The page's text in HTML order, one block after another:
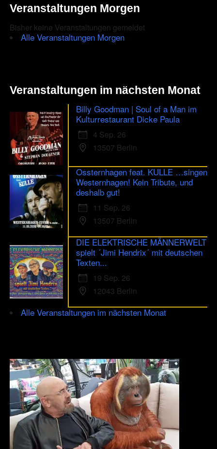
Veranstaltungen Morgen
Bisher keine Veranstaltungen gemeldet
Alle Veranstaltungen Morgen
Veranstaltungen im nächsten Monat
Billy Goodman | Soul of a Man im
Kulturrestaurant Dicke Paula
4 Sep. 26
13507 Berlin
Ossternhagen feat. KULLE …singen
Westernhagen! Kein Tribute, und
deshalb gut!
11 Sep. 26
13507 Berlin
DIE ELEKTRISCHE MÄNNERWELT
spielt ´Jimi Hendrix´ mit deutschen
Texten...
19 Sep. 26
12043 Berlin
Alle Veranstaltungen im nächsten Monat